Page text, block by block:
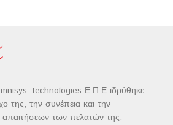
Technologies Ε.Π.Ε ιδρύθηκε
της, την συνέπεια και την
απαιτήσεων των πελατών της.